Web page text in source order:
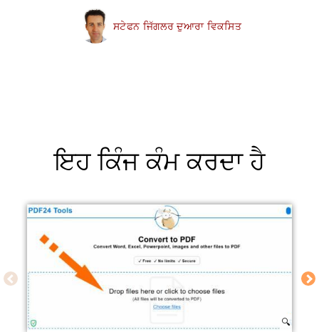
ਸਟੇਫਨ ਜਿੱਗਲਰ ਦੁਆਰਾ ਵਿਕਸਿਤ
ਇਹ ਕਿੰਜ ਕੰਮ ਕਰਦਾ ਹੈ